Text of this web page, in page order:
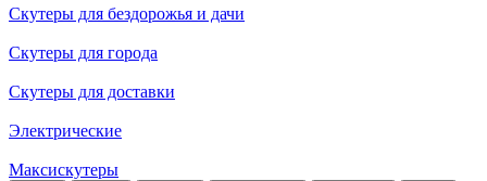
Скутеры для бездорожья и дачи
Скутеры для города
Скутеры для доставки
Электрические
Максискутеры